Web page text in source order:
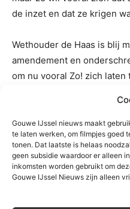
Gouwe IJssel nieuws maakt
te laten werken, om filmpjes goed
tonen. Dat laatste is helaas
geen subsidie waardoor er alleen
inkomsten worden gebruikt om
Gouwe IJssel Nieuws zijn alleen
de inzet en dat ze krigen
Wethouder de Haas is blij
amendement en
om nu vooral Zo! zich
besproken in de
TREFWOORDEN moerkapelle
nieuwerkerk aan den IJssel